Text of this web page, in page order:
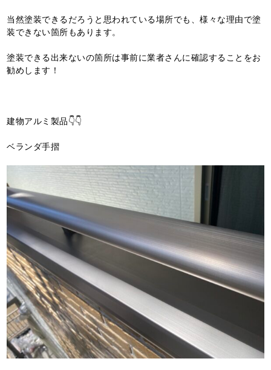
当然塗装できるだろうと思われている場所でも、様々な理由で塗
装できない箇所もあります。
塗装できる出来ないの箇所は事前に業者さんに確認することをお
勧めします！
建物アルミ製品👇👇
ベランダ手摺